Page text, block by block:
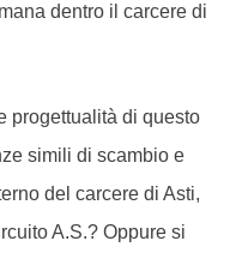
dentro il carcere di
progettualità di questo
simili di scambio e
del carcere di Asti,
A.S.? Oppure si